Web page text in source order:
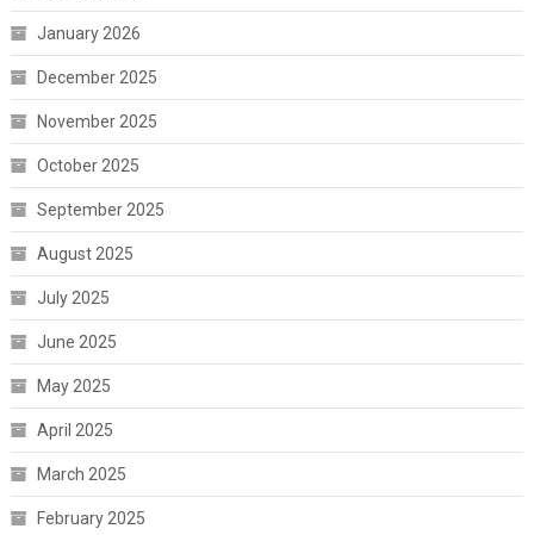
January 2026
December 2025
November 2025
October 2025
September 2025
August 2025
July 2025
June 2025
May 2025
April 2025
March 2025
February 2025